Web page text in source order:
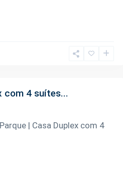
com 4 suítes...
| Casa Duplex com 4